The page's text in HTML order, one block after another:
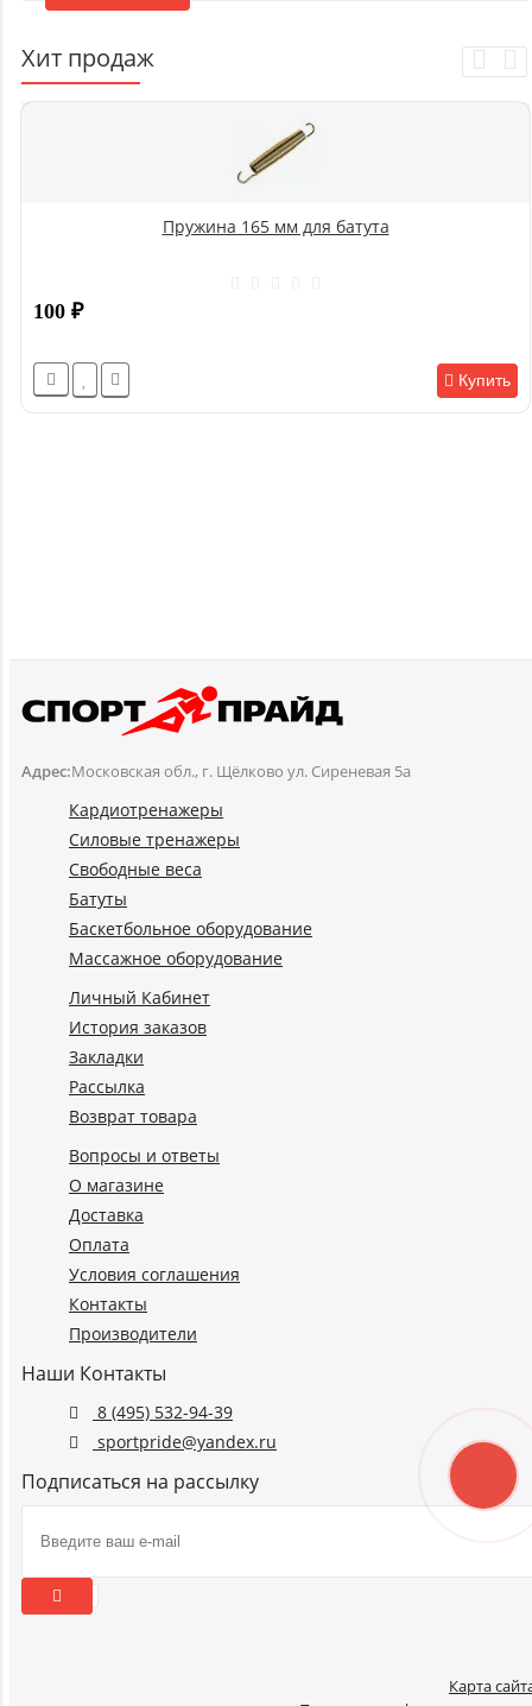
Хит продаж
Пружина 165 мм для батута
100 ₽
Купить
Адрес:Московская обл., г. Щёлково ул. Сиреневая 5а
Кардиотренажеры
Силовые тренажеры
Свободные веса
Батуты
Баскетбольное оборудование
Массажное оборудование
Личный Кабинет
История заказов
Закладки
Рассылка
Возврат товара
Вопросы и ответы
О магазине
Доставка
Оплата
Условия соглашения
Контакты
Производители
Наши Контакты
8 (495) 532-94-39
sportpride@yandex.ru
Подписаться на рассылку
Карта